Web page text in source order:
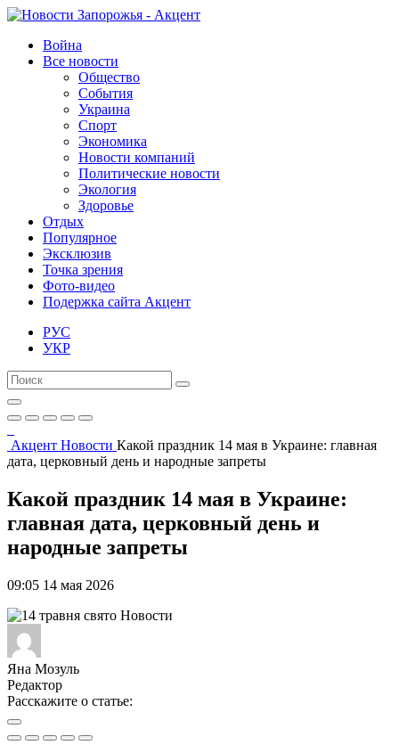
Война
Все новости
Общество
События
Украина
Спорт
Экономика
Новости компаний
Политические новости
Экология
Здоровье
Отдых
Популярное
Эксклюзив
Точка зрения
Фото-видео
Подержка сайта Акцент
РУС
УКР
Акцент Новости Какой праздник 14 мая в Украине: главная
дата, церковный день и народные запреты
Какой праздник 14 мая в Украине:
главная дата, церковный день и
народные запреты
09:05 14 мая 2026
Новости
Яна Мозуль
Редактор
Расскажите о статье: